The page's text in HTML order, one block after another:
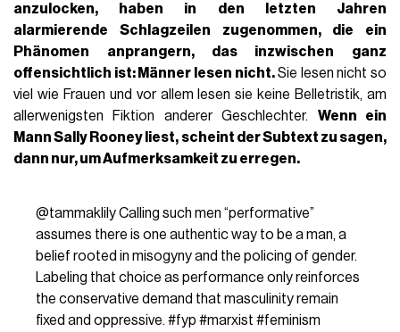
anzulocken, haben in den letzten Jahren
alarmierende Schlagzeilen zugenommen, die ein
Phänomen anprangern, das inzwischen ganz
offensichtlich ist: Männer lesen nicht.Sie lesen nicht so
viel wie Frauen und vor allem lesen sie keine Belletristik, am
allerwenigsten Fiktion anderer Geschlechter. Wenn ein
Mann Sally Rooney liest, scheint der Subtext zu sagen,
dann nur, um Aufmerksamkeit zu erregen.
@tammaklilyCalling such men “performative”
assumes there is one authentic way to be a man, a
belief rooted in misogyny and the policing of gender.
Labeling that choice as performance only reinforces
the conservative demand that masculinity remain
fixed and oppressive. #fyp #marxist #feminism